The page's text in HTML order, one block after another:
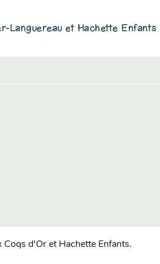
Languereau et Hachette Enfants
d'Or et Hachette Enfants.